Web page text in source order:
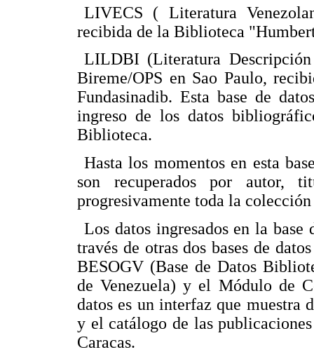
LIVECS ( Literatura
recibida de la Biblioteca
LILDBI (Literatura
Bireme/OPS en Sao Paulo,
Fundasinadib. Esta base de
ingreso de los datos
Biblioteca.
Hasta los momentos en esta
son recuperados por autor,
progresivamente toda la
Los datos ingresados en la
través de otras dos bases de
BESOGV (Base de Datos
de Venezuela) y el Módulo de
datos es un interfaz que muestra
y el catálogo de las
Caracas.